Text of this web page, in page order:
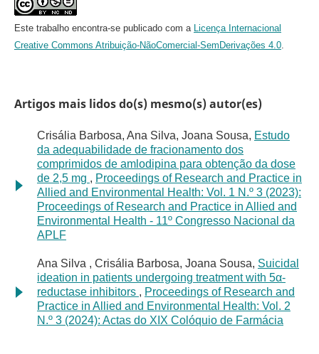
Este trabalho encontra-se publicado com a Licença Internacional
Creative Commons Atribuição-NãoComercial-SemDerivações 4.0.
Artigos mais lidos do(s) mesmo(s) autor(es)
Crisália Barbosa, Ana Silva, Joana Sousa, Estudo
da adequabilidade de fracionamento dos
comprimidos de amlodipina para obtenção da dose
de 2,5 mg , Proceedings of Research and Practice in
Allied and Environmental Health: Vol. 1 N.º 3 (2023):
Proceedings of Research and Practice in Allied and
Environmental Health - 11º Congresso Nacional da
APLF
Ana Silva , Crisália Barbosa, Joana Sousa, Suicidal
ideation in patients undergoing treatment with 5α-
reductase inhibitors , Proceedings of Research and
Practice in Allied and Environmental Health: Vol. 2
N.º 3 (2024): Actas do XIX Colóquio de Farmácia